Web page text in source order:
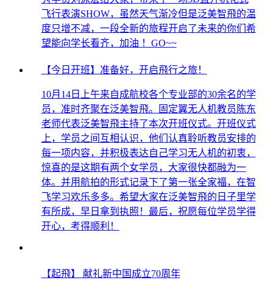
飞行表演SHOW，虽然天气渐冷但是泛美智飛的温
度只增不减，一段全新的旅程开启了未来的你们希
望能向学长看齐，加油 ！GO~~
【今日开班】准备好，开启飛行之旅！
10月14日上午来自成航校各个专业部的30余名的学
员，准时齐聚在泛美智飛。固定翼无人机教员陈东
老师代表泛美智飛主持了本次开班仪式。开班仪式
上，学员之间互相认识，他们认真聆听教员安排的
每一项内容，并积极表达自己学习无人机的初衷，
惊喜的是这期有两个女学员，大家很快都融为一
体。并用航拍的形式记录下了第一张全家福，在智
飞学习欢乐多多。希望大家在泛美智飛的日子里学
有所成，早日拿到执照！最后，祝愿每位学员学得
开心，考得顺利！
【起飛】 献礼新中国成立70周年